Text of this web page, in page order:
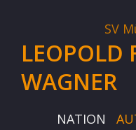
SV
LEOPOLD
WAGNER
NATION